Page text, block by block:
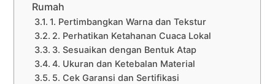
Rumah
1. Pertimbangkan Warna dan Tekstur
2. Perhatikan Ketahanan Cuaca Lokal
3. Sesuaikan dengan Bentuk Atap
4. Ukuran dan Ketebalan Material
5. Cek Garansi dan Sertifikasi